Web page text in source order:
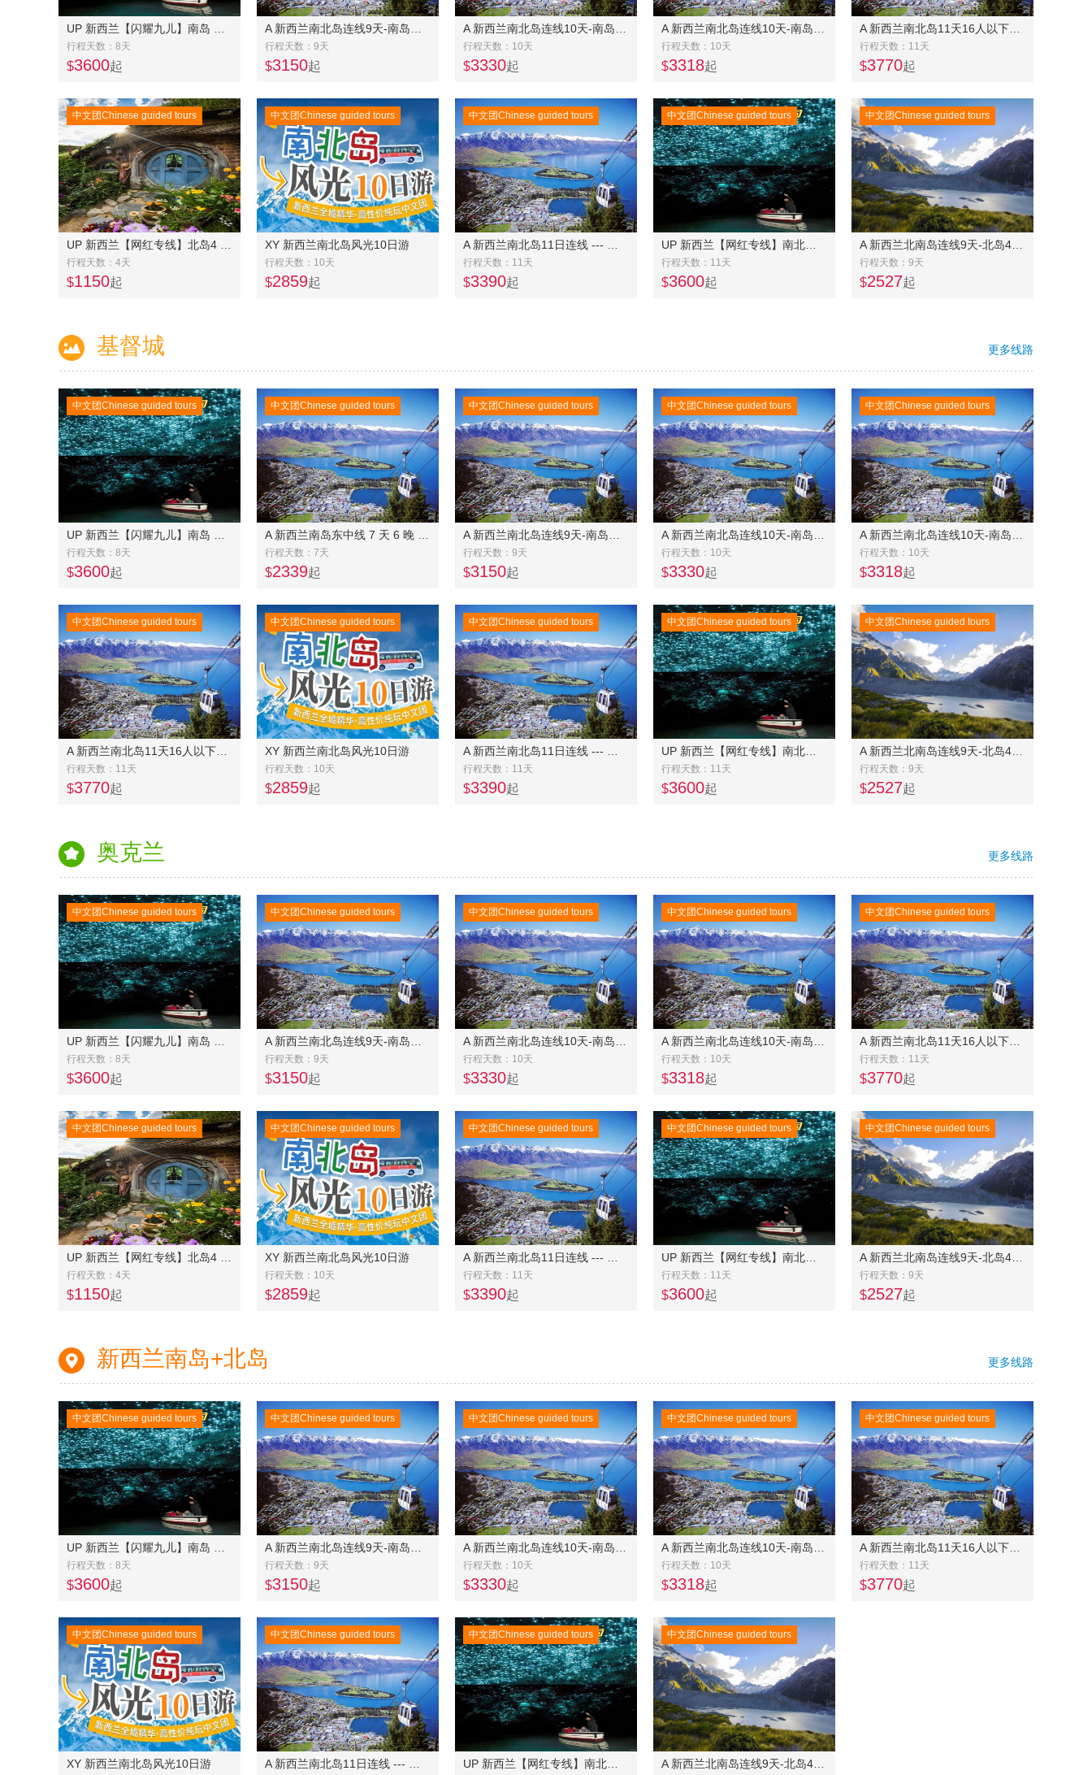
行程天数：8天
$3600起
行程天数：9天
$3150起
行程天数：10天
$3330起
行程天数：10天
$3318起
行程天数：11天
$3770起
行程天数：4天
$1150起
中文团Chinese guided tours
XY 新西兰南北岛风光10日游
行程天数：10天
$2859起
中文团Chinese guided tours
行程天数：11天
$3390起
中文团Chinese guided tours
行程天数：11天
$3600起
中文团Chinese guided tours
行程天数：9天
$2527起
中文团Chinese guided tours
更多线路
基督城
行程天数：8天
$3600起
中文团Chinese guided tours
行程天数：7天
$2339起
中文团Chinese guided tours
行程天数：9天
$3150起
中文团Chinese guided tours
行程天数：10天
$3330起
中文团Chinese guided tours
行程天数：10天
$3318起
中文团Chinese guided tours
行程天数：11天
$3770起
中文团Chinese guided tours
XY 新西兰南北岛风光10日游
行程天数：10天
$2859起
中文团Chinese guided tours
行程天数：11天
$3390起
中文团Chinese guided tours
行程天数：11天
$3600起
中文团Chinese guided tours
行程天数：9天
$2527起
中文团Chinese guided tours
更多线路
奥克兰
行程天数：8天
$3600起
中文团Chinese guided tours
行程天数：9天
$3150起
中文团Chinese guided tours
行程天数：10天
$3330起
中文团Chinese guided tours
行程天数：10天
$3318起
中文团Chinese guided tours
行程天数：11天
$3770起
中文团Chinese guided tours
行程天数：4天
$1150起
中文团Chinese guided tours
XY 新西兰南北岛风光10日游
行程天数：10天
$2859起
中文团Chinese guided tours
行程天数：11天
$3390起
中文团Chinese guided tours
行程天数：11天
$3600起
中文团Chinese guided tours
行程天数：9天
$2527起
中文团Chinese guided tours
更多线路
新西兰南岛+北岛
行程天数：8天
$3600起
中文团Chinese guided tours
行程天数：9天
$3150起
中文团Chinese guided tours
行程天数：10天
$3330起
中文团Chinese guided tours
行程天数：10天
$3318起
中文团Chinese guided tours
行程天数：11天
$3770起
中文团Chinese guided tours
XY 新西兰南北岛风光10日游
中文团Chinese guided tours 中文团Chinese guided tours 中文团Chinese guided tours 中文团Chinese guided tours